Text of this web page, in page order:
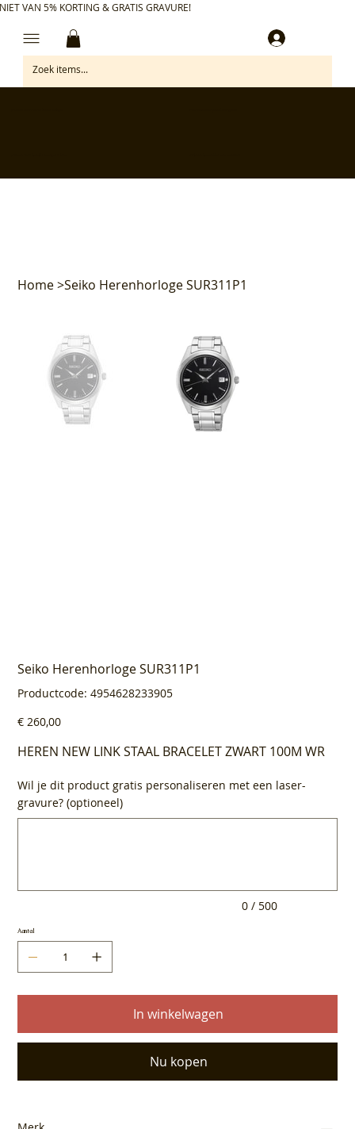
VAN 5% KORTING & GRATIS GRAVURE!
Home>Seiko Herenhorloge SUR311P1
Seiko Herenhorloge SUR311P1
Productcode:
Productcode
4954628233905
4954628233905
Prijs
€ 260,00
HEREN NEW LINK STAAL BRACELET ZWART 100M WR
Wil je dit product gratis personaliseren met een laser-
gravure? (optioneel)
0 / 500
Aantal
In winkelwagen
Nu kopen